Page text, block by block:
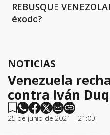
REBUSQUE
éxodo?
NOTICIAS
Venezuela
contra Iván
25 de junio de 2021 | 21:00